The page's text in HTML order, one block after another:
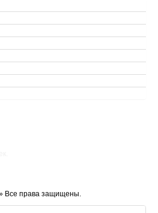
Все права защищены.